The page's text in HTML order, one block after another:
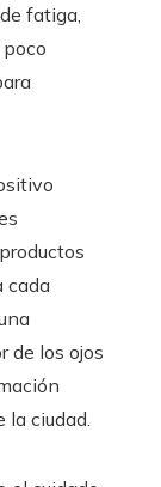
fatiga,
cada
de los ojos
ciudad.